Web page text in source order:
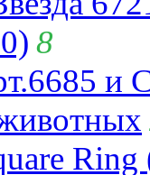
8
и
Ring